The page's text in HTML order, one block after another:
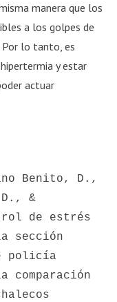
manera que los
a los golpes de
Por lo tanto, es
y estar
actuar
Benito, D.,
&
de estrés
sección
policía